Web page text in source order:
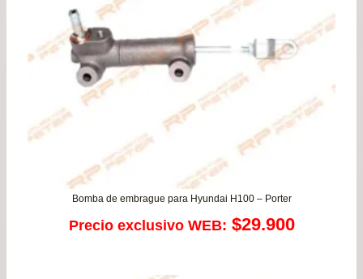
Bomba de embrague para Hyundai H100 – Porter
Precio exclusivo WEB: $29.900